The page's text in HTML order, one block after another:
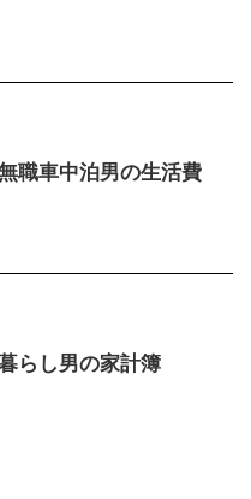
職車中泊男の生活費
らし男の家計簿